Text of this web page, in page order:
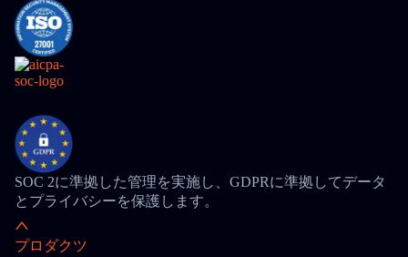
SOC 2に準拠した管理を実施し、GDPRに準拠してデータ
とプライバシーを保護します。
プロダクツ